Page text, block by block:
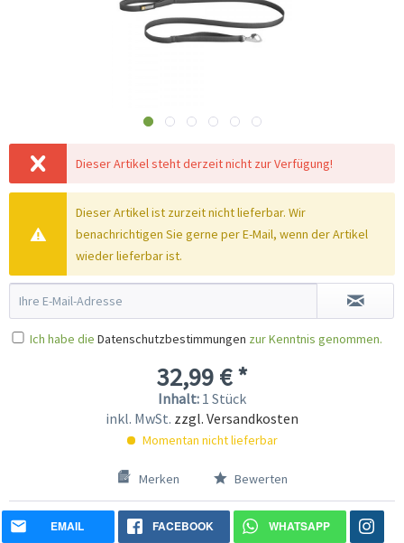
Dieser Artikel steht derzeit nicht zur Verfügung!
Dieser Artikel ist zurzeit nicht lieferbar. Wir
benachrichtigen Sie gerne per E-Mail, wenn der Artikel
wieder lieferbar ist.
Ich habe die Datenschutzbestimmungen zur Kenntnis genommen.
32,99 € *
Inhalt: 1 Stück
inkl. MwSt. zzgl. Versandkosten
Momentan nicht lieferbar
Merken Bewerten
EMAIL FACEBOOK WHATSAPP